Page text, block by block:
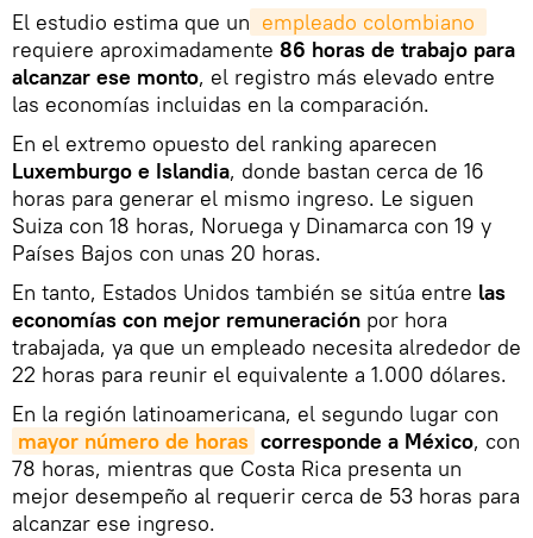
El estudio estima que un
requiere aproximadamente 86 horas de trabajo para
alcanzar ese monto, el registro más elevado entre
las economías incluidas en la comparación.
En el extremo opuesto del ranking aparecen
Luxemburgo e Islandia, donde bastan cerca de 16
horas para generar el mismo ingreso. Le siguen
Suiza con 18 horas, Noruega y Dinamarca con 19 y
Países Bajos con unas 20 horas.
En tanto, Estados Unidos también se sitúa entre las
economías con mejor remuneración por hora
trabajada, ya que un empleado necesita alrededor de
22 horas para reunir el equivalente a 1.000 dólares.
En la región latinoamericana, el segundo lugar con
mayor número de horas corresponde a México, con
78 horas, mientras que Costa Rica presenta un
mejor desempeño al requerir cerca de 53 horas para
alcanzar ese ingreso.